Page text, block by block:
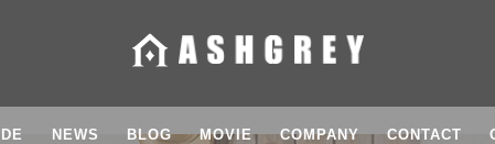
NEWS BLOG MOVIE COMPANY CONTACT